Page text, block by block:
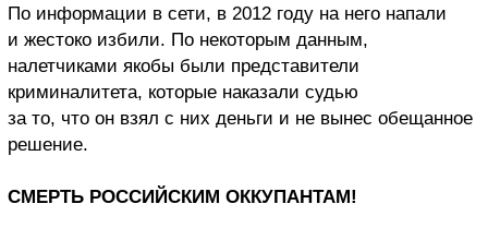
По информации в сети, в 2012 году на него напали
и жестоко избили. По некоторым данным,
налетчиками якобы были представители
криминалитета, которые наказали судью
за то, что он взял с них деньги и не вынес обещанное
решение.
СМЕРТЬ РОССИЙСКИМ ОККУПАНТАМ!